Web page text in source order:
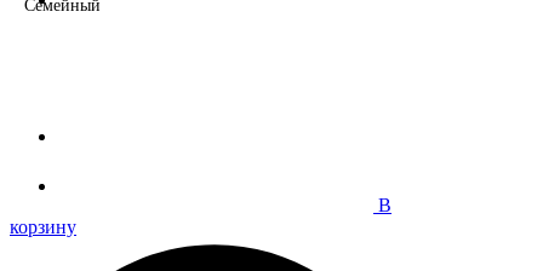
Семейный
В
корзину